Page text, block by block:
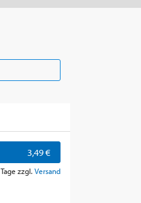
3,49 €
zzgl. Versand